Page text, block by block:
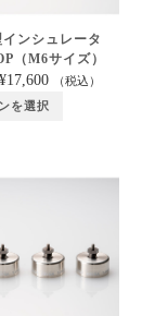
ンシュレータ
（M6サイズ）
¥17,600 （税込）
を選択